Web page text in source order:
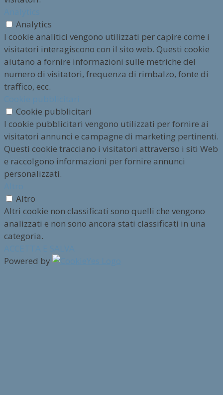
Analytics
I cookie analitici vengono utilizzati per capire come i
visitatori interagiscono con il sito web. Questi cookie
aiutano a fornire informazioni sulle metriche del
numero di visitatori, frequenza di rimbalzo, fonte di
traffico, ecc.
Cookie pubblicitari
I cookie pubblicitari vengono utilizzati per fornire ai
visitatori annunci e campagne di marketing pertinenti.
Questi cookie tracciano i visitatori attraverso i siti Web
e raccolgono informazioni per fornire annunci
personalizzati.
Altro
Altri cookie non classificati sono quelli che vengono
analizzati e non sono ancora stati classificati in una
categoria.
Powered by